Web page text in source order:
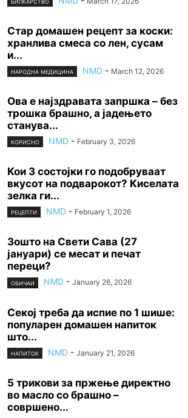
БИЛКАРСТВО
Стар домашен рецепт за коски:
хранлива смеса со лен, сусам
и...
НАРОДНА МЕДИЦИНА NMD - March 12, 2026
Ова е најздравата запршка – без
трошка брашно, а јадењето
станува...
КОРИСНО NMD - February 3, 2026
Кои 3 состојки го подобруваат
вкусот на подварокот? Киселата
зелка ги...
РЕЦЕПТИ NMD - February 1, 2026
Зошто на Свети Сава (27
јануари) се месат и печат
переци?
ОБИЧАИ NMD - January 26, 2026
Секој треба да испие по 1 шише:
популарен домашен напиток
што...
НАПИТОК NMD - January 21, 2026
5 трикови за пржење директно
во масло со брашно –
совршено...